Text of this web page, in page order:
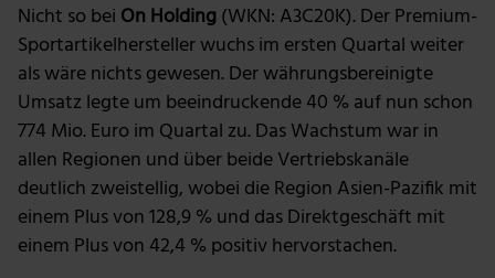
Nicht so bei On Holding(WKN: A3C20K). Der Premium-
Sportartikelhersteller wuchs im ersten Quartal weiter
als wäre nichts gewesen. Der währungsbereinigte
Umsatz legte um beeindruckende 40 % auf nun schon
774 Mio. Euro im Quartal zu. Das Wachstum war in
allen Regionen und über beide Vertriebskanäle
deutlich zweistellig, wobei die Region Asien-Pazifik mit
einem Plus von 128,9 % und das Direktgeschäft mit
einem Plus von 42,4 % positiv hervorstachen.